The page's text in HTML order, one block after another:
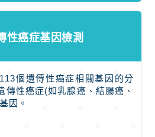
性癌症基因檢測
個遺傳性癌症相關基因的分
傳性癌症(如乳腺癌、結腸癌、
因。